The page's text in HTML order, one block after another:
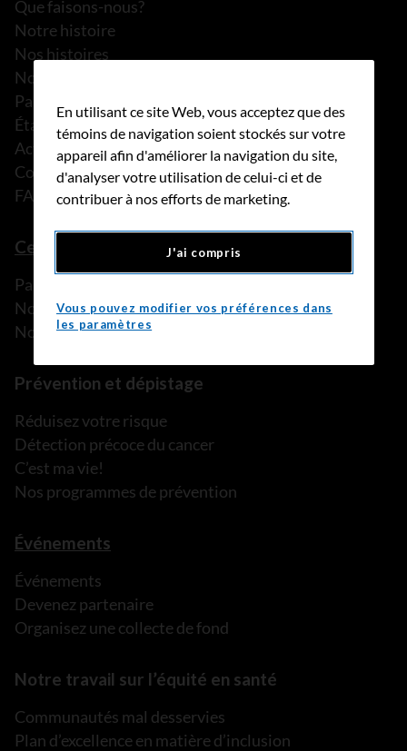
Que faisons-nous?
Notre histoire
Nos histoires
Notre équipe
Partenariats
États financiers
Actualités
Communiqués de presse
FAQ
Ce que nous pouvons faire
Parler à une personne de confiance
Nos programmes et services
Nos ressources
Prévention et dépistage
Réduisez votre risque
Détection précoce du cancer
C’est ma vie!
Nos programmes de prévention
Événements
Événements
Devenez partenaire
Organisez une collecte de fond
Notre travail sur l’équité en santé
Communautés mal desservies
Plan d’excellence en matière d’inclusion
En utilisant ce site Web, vous acceptez que des
témoins de navigation soient stockés sur votre
appareil afin d'améliorer la navigation du site,
d'analyser votre utilisation de celui-ci et de
contribuer à nos efforts de marketing.
J'ai compris
Vous pouvez modifier vos préférences dans
les paramètres